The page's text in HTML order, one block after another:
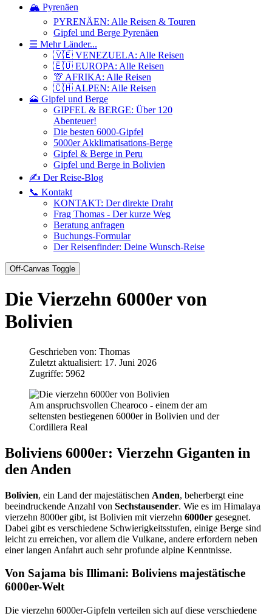
🏔️ Pyrenäen
PYRENÄEN: Alle Reisen & Touren
Gipfel und Berge Pyrenäen
☰ Mehr Länder...
🇻🇪 VENEZUELA: Alle Reisen
🇪🇺 EUROPA: Alle Reisen
🦒 AFRIKA: Alle Reisen
🇨🇭 ALPEN: Alle Reisen
🗻 Gipfel und Berge
GIPFEL & BERGE: Über 120
Abenteuer!
Die besten 6000-Gipfel
5000er Akklimatisations-Berge
Gipfel & Berge in Peru
Gipfel und Berge in Bolivien
✍️ Der Reise-Blog
📞 Kontakt
KONTAKT: Der direkte Draht
Frag Thomas - Der kurze Weg
Beratung anfragen
Buchungs-Formular
Der Reisenfinder: Deine Wunsch-Reise
Off-Canvas Toggle
Die Vierzehn 6000er von
Bolivien
Geschrieben von: Thomas
Zuletzt aktualisiert: 17. Juni 2026
Zugriffe: 5962
Am anspruchsvollen Chearoco - einem der am
seltensten bestiegenen 6000er in Bolivien und der
Cordillera Real
Boliviens 6000er: Vierzehn Giganten in
den Anden
Bolivien, ein Land der majestätischen Anden, beherbergt eine
beeindruckende Anzahl von Sechstausender. Wie es im Himalaya
vierzehn 8000er gibt, ist Bolivien mit vierzehn 6000er gesegnet.
Dabei gibt es verschiedene Schwierigkeitsstufen, einige Berge sind
leicht zu erreichen, vor allem die Vulkane, andere erfordern neben
einer langen Anfahrt auch sehr profunde alpine Kenntnisse.
Von Sajama bis Illimani: Boliviens majestätische
6000er-Welt
Die vierzehn 6000er-Gipfeln verteilen sich auf diese verschiedene